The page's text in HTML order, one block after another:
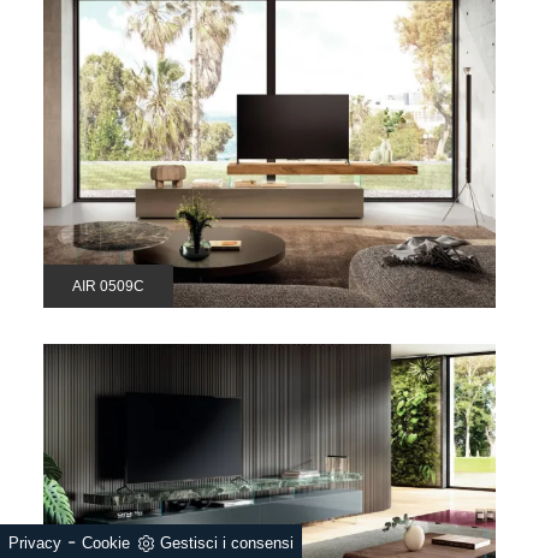
AIR 0509C
Privacy - Cookie Gestisci i consensi